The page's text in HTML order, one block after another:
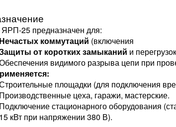
25 предназначен для:
Нечастых коммутаций (включения
от коротких замыканий и
видимого разрыва цепи при
площадки (для подключения
Производственные цеха, гаражи, мастерские.
Подключение стационарного оборудования
15 кВт при напряжении 380 В).